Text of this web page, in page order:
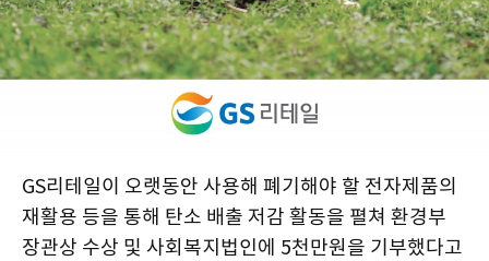
GS리테일이 오랫동안 사용해 폐기해야 할 전자제품의
재활용 등을 통해 탄소 배출 저감 활동을 펼쳐 환경부
장관상 수상 및 사회복지법인에 5천만원을 기부했다고